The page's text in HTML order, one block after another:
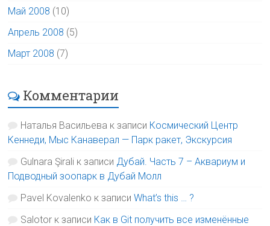
Май 2008 (10)
Апрель 2008 (5)
Март 2008 (7)
Комментарии
Наталья Васильева к записи Космический Центр
Кеннеди, Мыс Канаверал — Парк ракет, Экскурсия
Gulnara Şirali к записи Дубай. Часть 7 – Аквариум и
Подводный зоопарк в Дубай Молл
Pavel Kovalenko к записиWhat’s this … ?
Salotor к записи Как в Git получить все изменённые